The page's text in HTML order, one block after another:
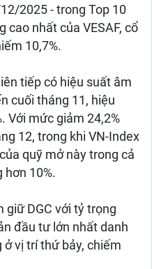
2025 - trong Top 10
cao nhất của VESAF, cổ
10,7%.
tiếp có hiệu suất âm
cuối tháng 11, hiệu
Với mức giảm 24,2%
12, trong khi VN-Index
quỹ mở này trong cả
10%.
giữ DGC với tỷ trọng
đầu tư lớn nhất danh
ở vị trí thứ bảy, chiếm